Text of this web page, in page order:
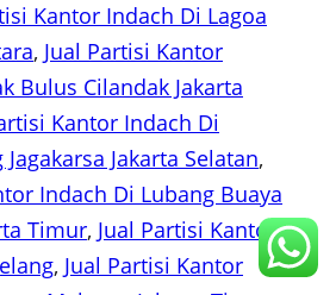
Kantor Indach Di Lagoa
, Jual Partisi Kantor
Bulus Cilandak Jakarta
Kantor Indach Di
Jakarta Selatan
Indach Di Lubang Buaya
Timur, Jual Partisi Kantor
, Jual Partisi Kantor